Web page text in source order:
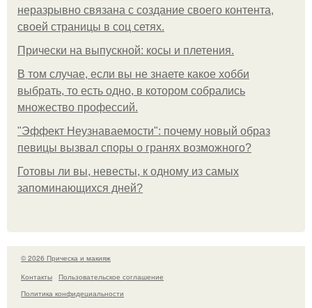
неразрывно связана с создание своего контента,
своей страницы в соц сетях.
Прически на выпускной: косы и плетения.
В том случае, если вы не знаете какое хобби
выбрать, то есть одно, в котором собрались
множество профессий.
"Эффект Неузнаваемости": почему новый образ
певицы вызвал споры о гранях возможного?
Готовы ли вы, невесты, к одному из самых
запоминающихся дней?
© 2026 Прическа и макияж
Контакты
Пользовательское соглашение
Политика конфидециальности